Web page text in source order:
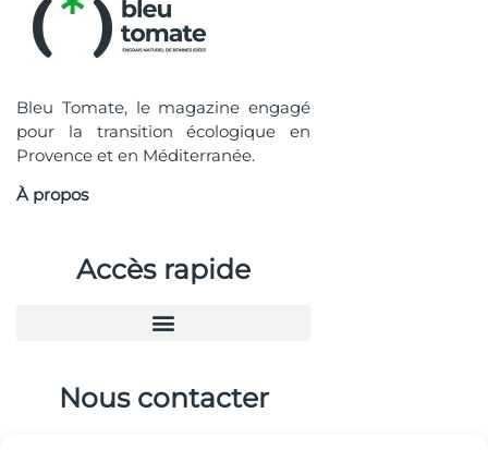
Bleu Tomate, le magazine engagé
pour la transition écologique en
Provence et en Méditerranée.
À propos
Accès rapide
Nous contacter